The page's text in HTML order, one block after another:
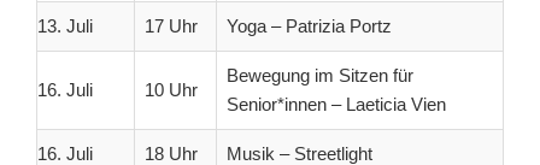
13. Juli 17 Uhr Yoga – Patrizia Portz
16. Juli 10 Uhr
Bewegung im Sitzen für
Senior*innen – Laeticia Vien
16. Juli 18 Uhr Musik – Streetlight